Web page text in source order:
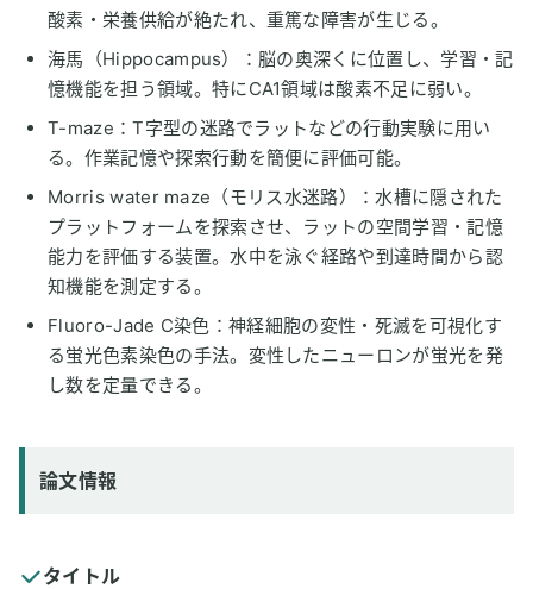
酸素・栄養供給が絶たれ、重篤な障害が生じる。
海馬（Hippocampus）：脳の奥深くに位置し、学習・記
憶機能を担う領域。特にCA1領域は酸素不足に弱い。
T-maze：T字型の迷路でラットなどの行動実験に用い
る。作業記憶や探索行動を簡便に評価可能。
Morris water maze（モリス水迷路）：水槽に隠された
プラットフォームを探索させ、ラットの空間学習・記憶
能力を評価する装置。水中を泳ぐ経路や到達時間から認
知機能を測定する。
Fluoro-Jade C染色：神経細胞の変性・死滅を可視化す
る蛍光色素染色の手法。変性したニューロンが蛍光を発
し数を定量できる。
論文情報
タイトル